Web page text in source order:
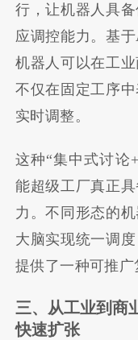
行，让机器人具
应调控能力。基
机器人可以在工
不仅在固定工序
实时调整。
这种“集中式讨论
能超级工厂真正
力。不同形态的
大脑实现统一调
提供了一种可推广
三、 从工业到商
快速扩张